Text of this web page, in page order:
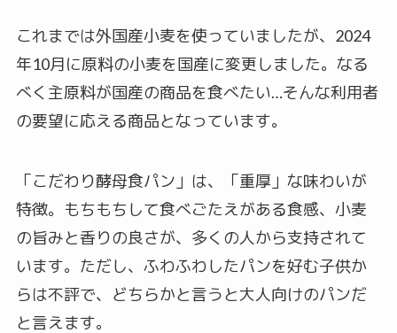
これまでは外国産小麦を使っていましたが、2024
年10月に原料の小麦を国産に変更しました。なる
べく主原料が国産の商品を食べたい…そんな利用者
の要望に応える商品となっています。
「こだわり酵母食パン」は、「重厚」な味わいが
特徴。もちもちして食べごたえがある食感、小麦
の旨みと香りの良さが、多くの人から支持されて
います。ただし、ふわふわしたパンを好む子供か
らは不評で、どちらかと言うと大人向けのパンだ
と言えます。